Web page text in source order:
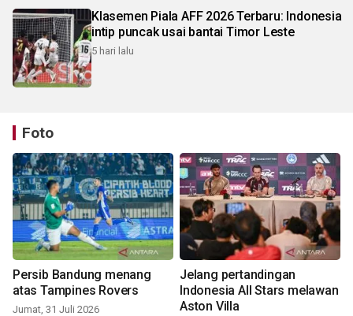
Klasemen Piala AFF 2026 Terbaru: Indonesia
intip puncak usai bantai Timor Leste
5 hari lalu
Foto
Persib Bandung menang
atas Tampines Rovers
Jumat, 31 Juli 2026
Jelang pertandingan
Indonesia All Stars melawan
Aston Villa